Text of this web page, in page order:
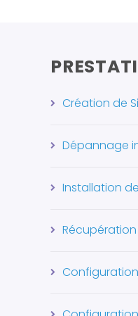
Création de
Dépannage
Installation